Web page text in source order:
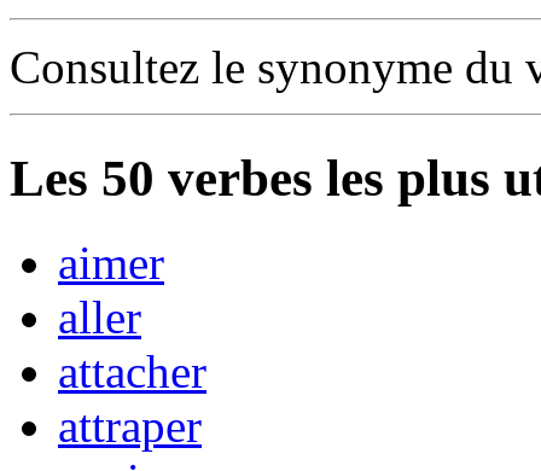
Consultez le synonyme du
Les 50 verbes les plus
aimer
aller
attacher
attraper